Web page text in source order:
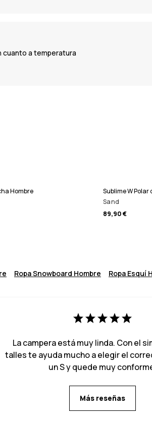
cuanto a temperatura
Hombre
Sublime W
Sand
89,90 €
Ropa Snowboard Hombre Ropa Esquí
La campera está muy linda. Con el
talles te ayuda mucho a elegir el
un S y quede muy
Más reseñas